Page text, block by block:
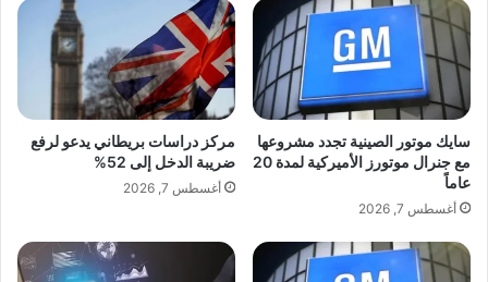
مهدي مزين، وتوزيع مادارا، فيما تولى ياسين
لمنور الإشراف العام على العمل، بينما حمل
الفيديو الخاص بالأغنية توقيع Medzaaki.
طاقم العمل:
• الكلمات: محمد المغربي
ع
ا
ل
ط
ي
ن
م
م
س
C
D
ب
ش
أ
ع
ا
ا
ت
سايك موتور الصينية تجدد مشروعها
مع جنرال موتورز الأميركية لمدة 20
عاماً
أغسطس 7, 2026
مركز دراسات بريطاني يدعو لرفع
ضريبة الدخل إلى 52%
أغسطس 7, 2026